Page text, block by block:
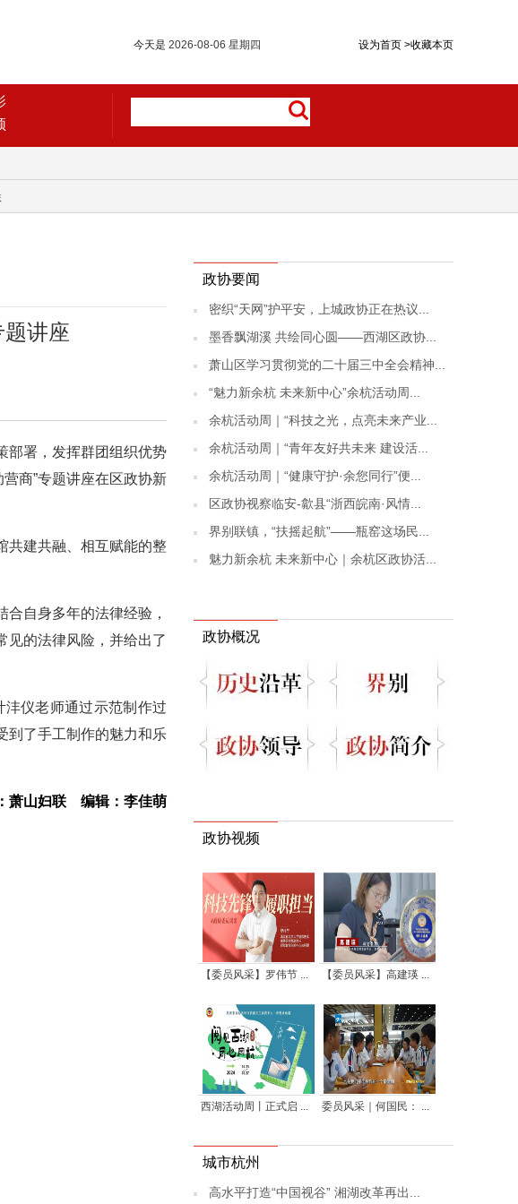
设为首页 >收藏本页
今天是 2026-08-06 星期四
题讲座
部署，发挥群团组织优势
商”专题讲座在区政协新
共建共融、相互赋能的整
自身多年的法律经验，
见的法律风险，并给出了
仪老师通过示范制作过
到了手工制作的魅力和乐
萧山妇联 编辑：李佳萌
政协要闻
密织“天网”护平安，上城政协正在热议...
墨香飘湖溪 共绘同心圆——西湖区政协...
萧山区学习贯彻党的二十届三中全会精神...
“魅力新余杭 未来新中心”余杭活动周...
余杭活动周｜“科技之光，点亮未来产业...
余杭活动周｜“青年友好共未来 建设活...
余杭活动周｜“健康守护·余您同行”便...
区政协视察临安-歙县“浙西皖南·风情...
界别联镇，“扶摇起航”——瓶窑这场民...
魅力新余杭 未来新中心｜余杭区政协活...
政协概况
政协视频
【委员风采】罗伟节 ... 【委员风采】高建瑛 ...
西湖活动周丨正式启 ... 委员风采｜何国民： ...
城市杭州
高水平打造“中国视谷” 湘湖改革再出...